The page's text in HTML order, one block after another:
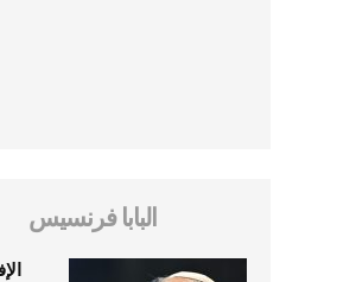
البابا فرنسيس